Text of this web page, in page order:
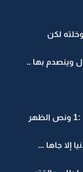
لكن
وينصدم بها ..
إلا جاها ...